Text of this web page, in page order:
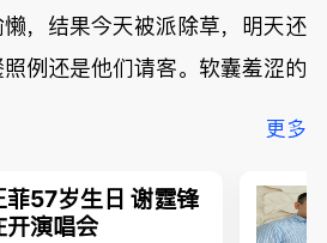
，结果今天被派除草，明天还
例还是他们请客。软囊羞涩的
更多
菲57岁生日 谢霆锋
开演唱会